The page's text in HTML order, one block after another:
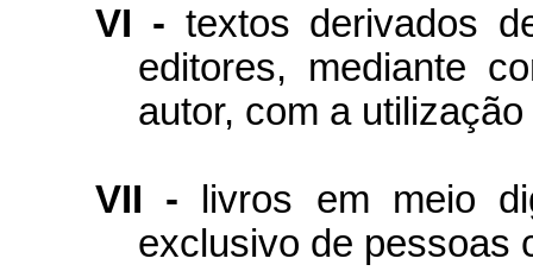
VI - textos derivados
editores, mediante
autor, com a
VII -
livros em meio
exclusivo de pessoas